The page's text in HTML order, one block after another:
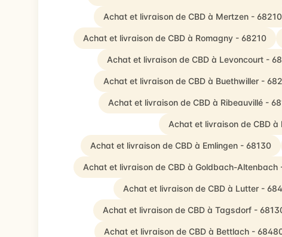
Achat et livraison de CBD à Mertzen - 68210
Achat et livraison de CBD à Romagny - 68210
Achat et livraison de CBD à Levoncourt -
Achat et livraison de CBD à Buethwiller -
Achat et livraison de CBD à Ribeauvillé -
Achat et livraison de CBD
Achat et livraison de CBD à Emlingen - 68130
Achat et livraison de CBD à Goldbach-Altenbach
Achat et livraison de CBD à Lutter -
Achat et livraison de CBD à Tagsdorf -
Achat et livraison de CBD à Bettlach -